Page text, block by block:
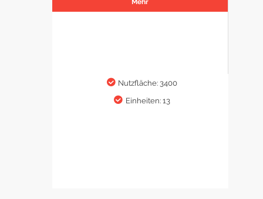
Mehr
Nutzfläche: 3400
Einheiten: 13